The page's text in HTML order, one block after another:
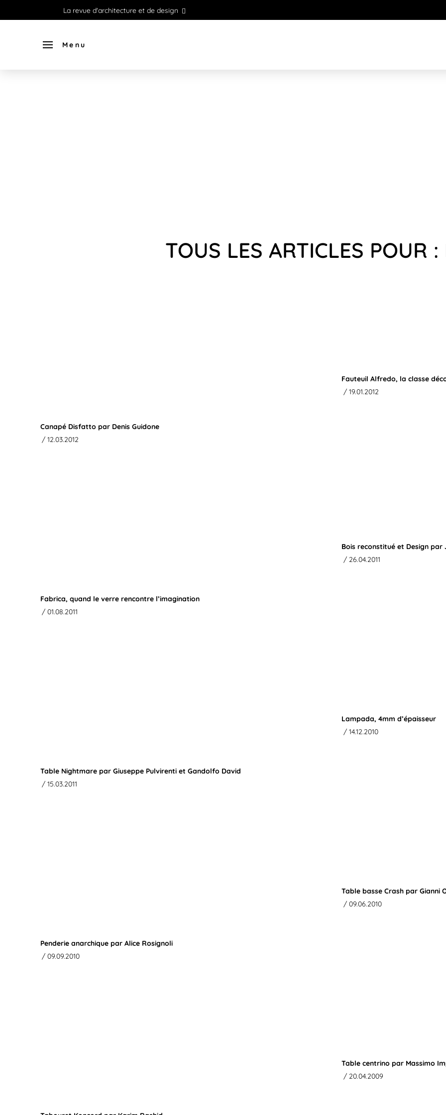
La revue d'architecture et de design
Menu
TOUS LES ARTICLES POUR :
Canapé Disfatto par Denis Guidone
/ 12.03.2012
Fauteuil Alfredo, la classe
/ 19.01.2012
Fabrica, quand le verre rencontre l’imagination
/ 01.08.2011
Bois reconstitué et Design par
/ 26.04.2011
Table Nightmare par Giuseppe Pulvirenti et Gandolfo David
/ 15.03.2011
Lampada, 4mm d’épaisseur
/ 14.12.2010
Penderie anarchique par Alice Rosignoli
/ 09.09.2010
Table basse Crash par Gianni
/ 09.06.2010
Table centrino par Massimo
/ 20.04.2009